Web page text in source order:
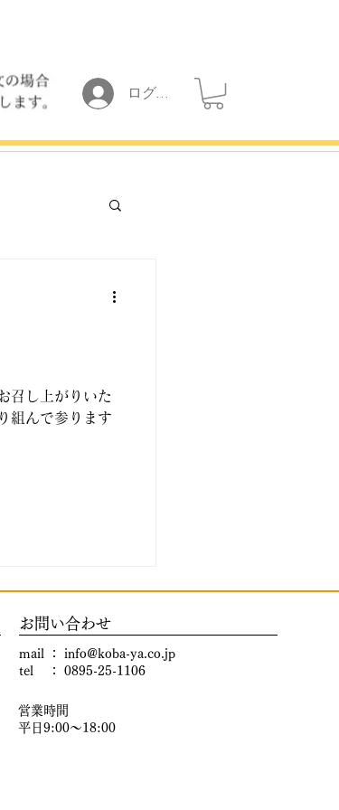
ログイン
召し上がりいた
組んで参ります
​お問い合わせ
mail ： info@koba-ya.co.jp
tel ： 0895-25-1106
営業時間
平日9:00～18:00